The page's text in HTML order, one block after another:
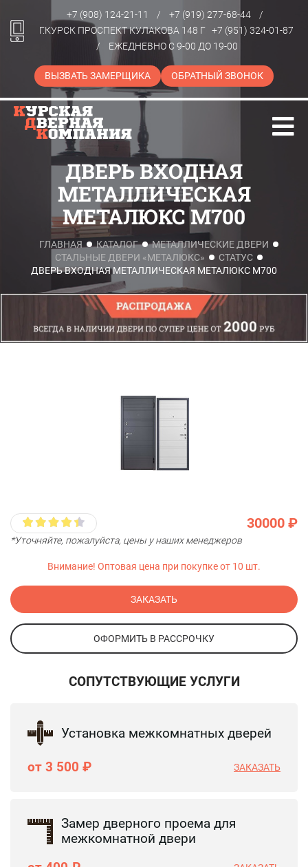
+7 (908) 124-21-11 / +7 (919) 277-68-44
/
Г.КУРСК ПРОСПЕКТ КУЛАКОВА 148 Г +7 (951) 324-01-87
/
ЕЖЕДНЕВНО С 9-00 ДО 19-00
ВЫЗВАТЬ ЗАМЕРЩИКА ОБРАТНЫЙ ЗВОНОК
ДВЕРЬ ВХОДНАЯ
МЕТАЛЛИЧЕСКАЯ
МЕТАЛЮКС M700
ГЛАВНАЯ КАТАЛОГ
МЕТАЛЛИЧЕСКИЕ ДВЕРИ
СТАЛЬНЫЕ ДВЕРИ «МЕТАЛЮКС»
СТАТУС
ДВЕРЬ ВХОДНАЯ МЕТАЛЛИЧЕСКАЯ МЕТАЛЮКС M700
30000 ₽
*Уточняйте, пожалуйста, цены у наших менеджеров
Внимание! Оптовая цена при покупке от 10 шт.
ЗАКАЗАТЬ
ОФОРМИТЬ В РАССРОЧКУ
СОПУТСТВУЮЩИЕ УСЛУГИ
Установка межкомнатных дверей
от 3 500 ₽ ЗАКАЗАТЬ
Замер дверного проема для
межкомнатной двери